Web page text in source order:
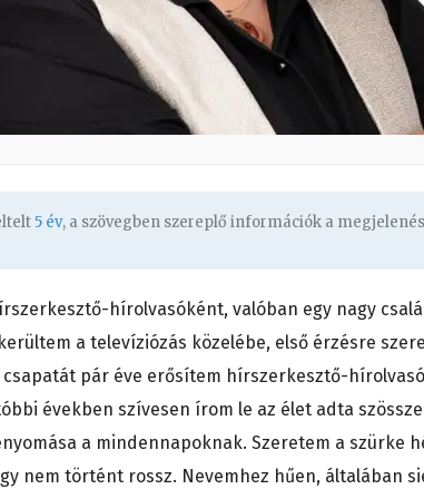
5 év, a szövegben szereplő információk a
hírolvasóként, valóban egy nagy
a televíziózás közelébe, első érzésre
csapatát pár éve erősítem hírszerkesztő-
években szívesen írom le az élet adta
a mindennapoknak. Szeretem a szürke
nem történt rossz. Nevemhez hűen, általában